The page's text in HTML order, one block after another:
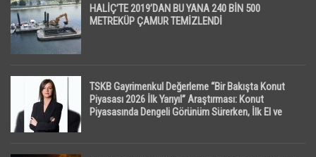
HALİÇ’TE 2019’DAN BU YANA 240 BİN 500
METREKÜP ÇAMUR TEMİZLENDİ
TSKB Gayrimenkul Değerleme “Bir Bakışta Konut
Piyasası 2026 İlk Yarıyıl” Araştırması: Konut
Piyasasında Dengeli Görünüm Sürerken, İlk El ve